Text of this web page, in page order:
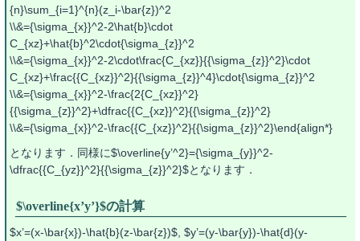
{n}\sum_{i=1}^{n}(z_i-\bar{z})^2
\\&={\sigma_{x}}^2-2\hat{b}\cdot
C_{xz}+\hat{b}^2\cdot{\sigma_{z}}^2
\\&={\sigma_{x}}^2-2\cdot\frac{C_{xz}}{{\sigma_{z}}^2}\cdot
C_{xz}+\frac{{C_{xz}}^2}{{\sigma_{z}}^4}\cdot{\sigma_{z}}^2
\\&={\sigma_{x}}^2-\frac{2{C_{xz}}^2}
{{\sigma_{z}}^2}+\dfrac{{C_{xz}}^2}{{\sigma_{z}}^2}
\\&={\sigma_{x}}^2-\frac{{C_{xz}}^2}{{\sigma_{z}}^2}\end{align*}
となります．同様に$\overline{y’^2}={\sigma_{y}}^2-
\dfrac{{C_{yz}}^2}{{\sigma_{z}}^2}$となります．
$\overline{x’y’}$の計算
$x’=(x-\bar{x})-\hat{b}(z-\bar{z})$, $y’=(y-\bar{y})-\hat{d}(y-